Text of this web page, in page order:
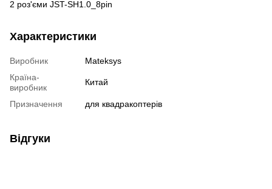
2 роз'єми JST-SH1.0_8pin
Характеристики
Виробник
Mateksys
Країна-
виробник
Китай
Призначення для квадракоптерів
Відгуки